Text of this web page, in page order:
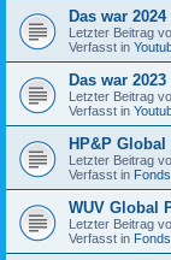
Das war 2024
Letzter Beitrag
Verfasst in
Das war 2023
Letzter Beitrag
Verfasst in
HP&P
Letzter Beitrag
Verfasst in
WUV Global
Letzter Beitrag
Verfasst in